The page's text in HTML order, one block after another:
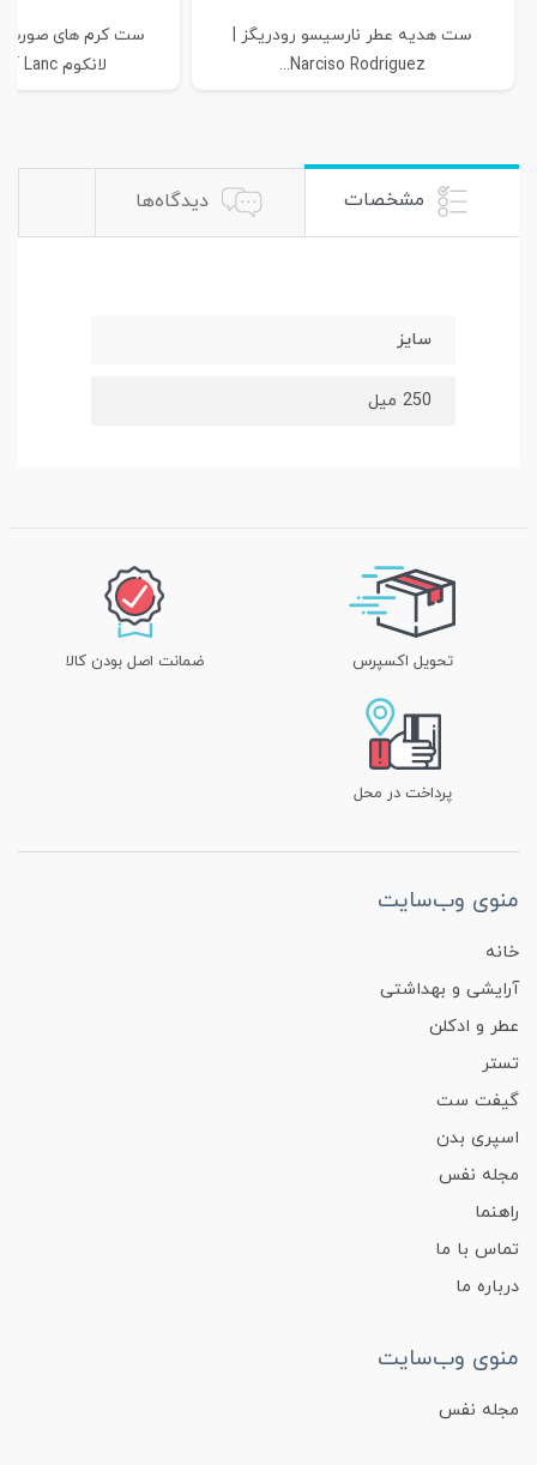
ست هدیه عطر نارسیسو رودریگز |
Narciso Rodriguez...
لانکوم SET OF Lanc&#...
مشخصات دیدگاه‌ها
سایز
250 میل
تحویل اکسپرس ضمانت اصل بودن کالا
پرداخت در محل
منوی وب‌سایت
خانه
آرایشی و بهداشتی
عطر و ادکلن
تستر
گیفت ست
اسپری بدن
مجله نفس
راهنما
تماس با ما
درباره ما
منوی وب‌سایت
مجله نفس